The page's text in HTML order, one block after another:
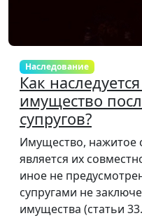
Наследование
Как
имущество
супругов?
Имущество, нажитое
является их
иное не
супругами не
имущества (статьи